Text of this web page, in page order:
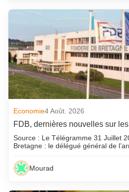
Economie4 Août. 2026
FDB, dernières nouvelles sur les
Source : Le Télégramme 31 Juillet
Bretagne : le délégué général de
Mourad